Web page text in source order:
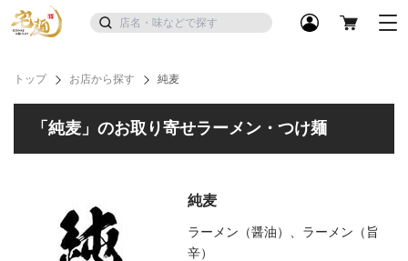
トップ お店から探す 純麦
「純麦」のお取り寄せラーメン・つけ麺
純麦
ラーメン（醤油）、ラーメン（旨
辛）